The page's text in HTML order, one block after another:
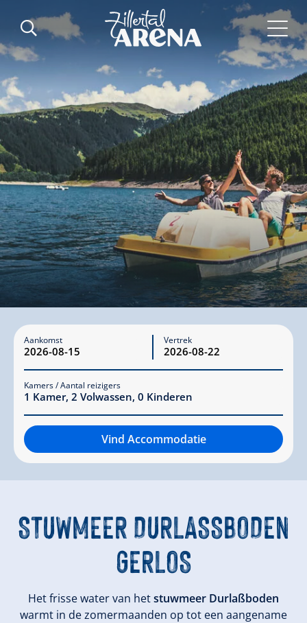
Aankomst Vertrek
Kamers / Aantal reizigers
1 Kamer, 2 Volwassen, 0 Kinderen
Vind Accommodatie
STUWMEER DURLASSBODEN G
ERLOS
Het frisse water van hetstuwmeer Durlaßboden
warmt in de zomermaanden op tot een aangename